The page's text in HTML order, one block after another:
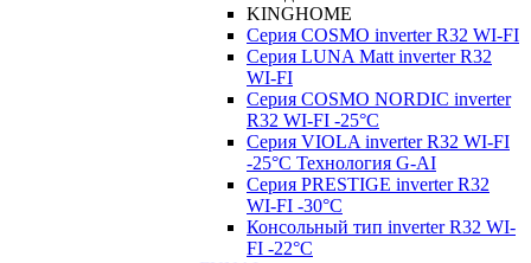
KINGHOME
Серия COSMO inverter R32 WI-FI
Серия LUNA Matt inverter R32
WI-FI
Серия COSMO NORDIC inverter
R32 WI-FI -25°C
Серия VIOLA inverter R32 WI-FI
-25°C Технология G-AI
Серия PRESTIGE inverter R32
WI-FI -30°C
Консольный тип inverter R32 WI-
FI -22°C